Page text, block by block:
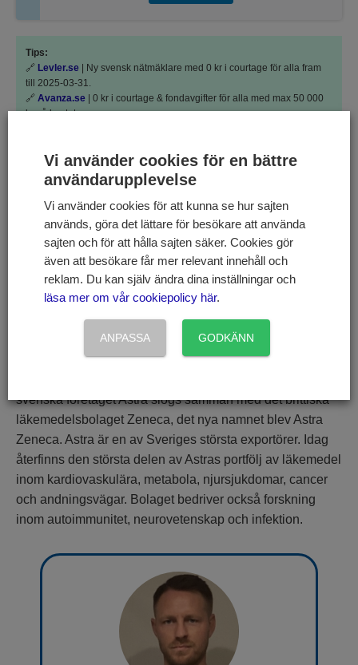
Tips:
🔗 Levler.se | Ny svensk nätmäklare med 0 kr i courtage för alla fram
till 2025-03-31.
🔗 Avanza.se | 0 kr i courtage & fondavgifter för alla med max 50 000
kr på kontot.
Dela upp dina pengar på olika nätmäklare för att handla med gratis
courtage för en större summa. Det är gratis att öppna och att ha konto
hos alla nätmäklarna ovan.
Till Avanza.se Till Nordnet.se Till Levler.se
AstraZeneca är ett globalt bioläkemedelsbolag med fokus
på forskning, utveckling och marknadsföring av
receptbelagda läkemedel, primärt för behandling av
svenska företaget Astra slogs samman med det brittiska
läkemedelsbolaget Zeneca, det nya namnet blev Astra
Zeneca. Astra är en av Sveriges största exportörer. Idag
återfinns den största delen av Astras portfölj av läkemedel
inom kardiovaskulära, metabola, njursjukdomar, cancer
och andningsvägar. Bolaget bedriver också forskning
inom autoimmunitet, neurovetenskap och infektion.
Vi använder cookies för en bättre
användarupplevelse
Vi använder cookies för att kunna se hur sajten
används, göra det lättare för besökare att använda
sajten och för att hålla sajten säker. Cookies gör
även att besökare får mer relevant innehåll och
reklam. Du kan själv ändra dina inställningar och
läsa mer om vår cookiepolicy här.
ANPASSA GODKÄNN